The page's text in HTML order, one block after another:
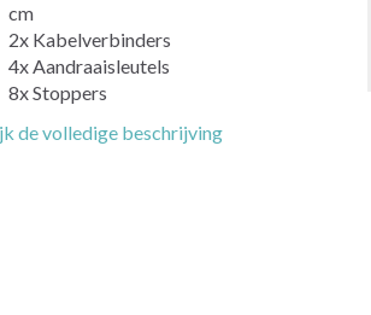
cm
2x Kabelverbinders
4x Aandraaisleutels
8x Stoppers
de volledige beschrijving